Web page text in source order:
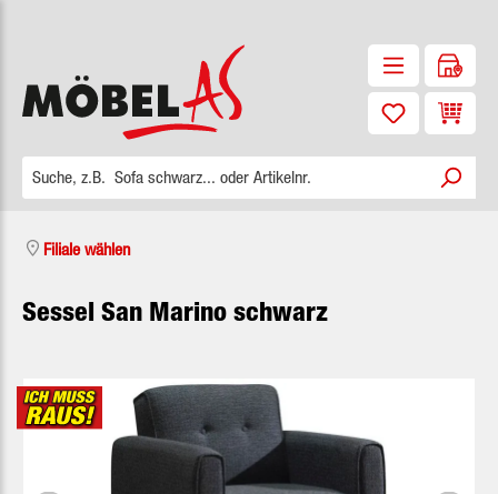
Filiale wählen
Sessel San Marino schwarz
Bildergalerie überspringen